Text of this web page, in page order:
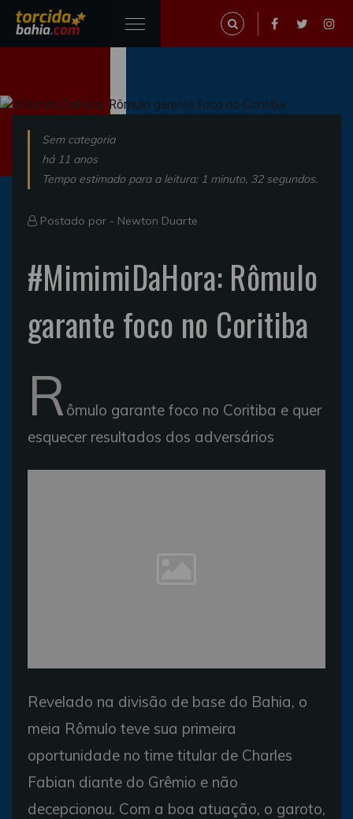
Sem categoria
há 11 anos
Tempo estimado para a leitura: 1 minuto, 32 segundos.
Postado por - Newton Duarte
#MimimiDaHora: Rômulo
garante foco no Coritiba
Rômulo garante foco no Coritiba e quer
esquecer resultados dos adversários
Revelado na divisão de base do Bahia, o
meia Rômulo teve sua primeira
oportunidade no time titular de Charles
Fabian diante do Grêmio e não
decepcionou. Com a boa atuação, o garoto,